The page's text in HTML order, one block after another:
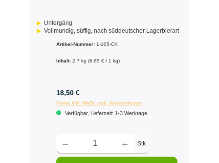
Untergärig
Vollmundig, süffig, nach süddeutscher Lagerbierart
Artikel-Nummer: 1-105-CK
Inhalt: 2.7 kg (6,85 € / 1 kg)
18,50 €
Preise inkl. MwSt. zzgl. Versandkosten
Verfügbar, Lieferzeit: 1-3 Werktage
Stk